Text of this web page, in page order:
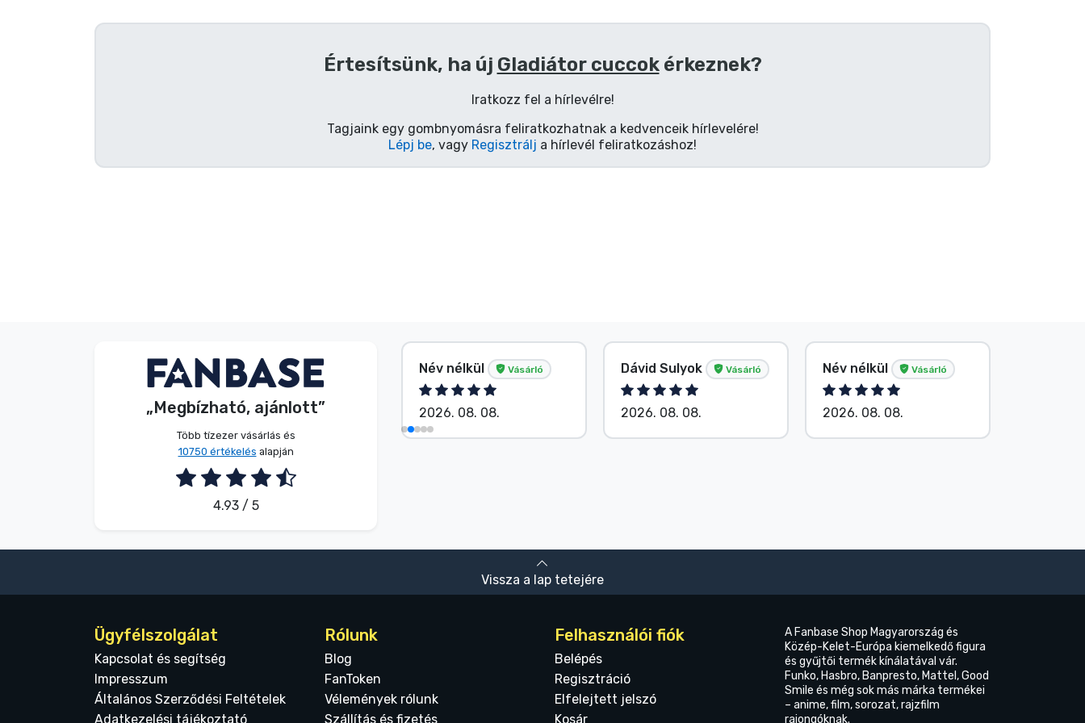
Értesítsünk, ha új Gladiátor cuccokérkeznek?
Iratkozz fel a hírlevélre!
Tagjaink egy gombnyomásra feliratkozhatnak a kedvenceik hírlevelére!
Lépj be, vagy Regisztrálj a hírlevél feliratkozáshoz!
„Megbízható, ajánlott”
Több tízezer vásárlás és
10750 értékelés alapján
4.93 / 5
Név nélkül Vásárló
2026. 08. 09.
Név nélkül Vásárló
2026. 08. 08.
Dávid Sulyok Vásárló
2026. 08. 08.
Név nélkül Vásárló
2026. 08. 08.
Vissza a lap tetejére
Ügyfélszolgálat
Kapcsolat és segítség
Impresszum
Általános Szerződési Feltételek
Adatkezelési tájékoztató
Rólunk
Blog
FanToken
Vélemények rólunk
Szállítás és fizetés
Felhasználói fiók
Belépés
Regisztráció
Elfelejtett jelszó
Kosár
A Fanbase Shop Magyarország és
Közép-Kelet-Európa kiemelkedő figura
és gyűjtői termék kínálatával vár.
Funko, Hasbro, Banpresto, Mattel, Good
Smile és még sok más márka termékei
– anime, film, sorozat, rajzfilm
rajongóknak.